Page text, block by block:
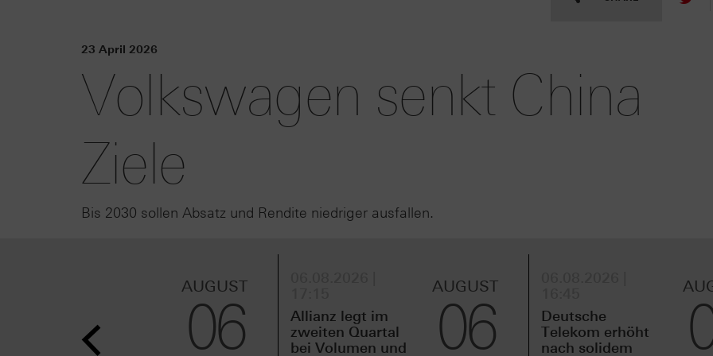
23 April 2026
Volkswagen senkt China
Ziele
Bis 2030 sollen Absatz und Rendite niedriger ausfallen.
AUGUST
06
Allianz legt im
zweiten Quartal
bei Volumen und
AUGUST
06
Deutsche
Telekom erhöht
nach solidem